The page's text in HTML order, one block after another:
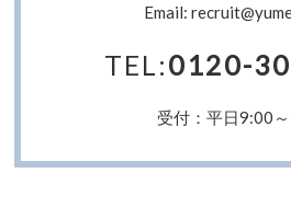
Email:
TEL:0120-
受付：平日9:00